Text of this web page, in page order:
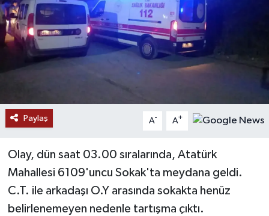
Paylaş A- A+
Olay, dün saat 03.00 sıralarında, Atatürk
Mahallesi 6109'uncu Sokak'ta meydana geldi.
C.T. ile arkadaşı O.Y arasında sokakta henüz
belirlenemeyen nedenle tartışma çıktı.